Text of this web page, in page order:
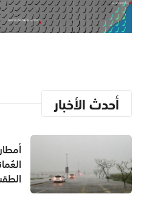
أحدث الأخبار